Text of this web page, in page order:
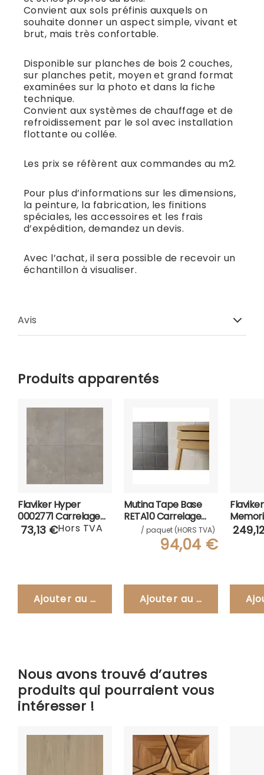
Convient aux sols préfinis auxquels on
souhaite donner un aspect simple, vivant et
brut, mais très confortable.
Disponible sur planches de bois 2 couches,
sur planches petit, moyen et grand format
examinées sur la photo et dans la fiche
technique.
Convient aux systèmes de chauffage et de
refroidissement par le sol avec installation
flottante ou collée.
Les prix se réfèrent aux commandes au m2.
Pour plus d’informations sur les dimensions,
la peinture, la fabrication, les finitions
spéciales, les accessoires et les frais
d’expédition, demandez un devis.
Avec l’achat, il sera possible de recevoir un
échantillon à visualiser.
Avis
Produits apparentés
Flaviker Hyper
0002771 Carrelage
60x120-Gris
73,13 €Hors TVA
Ajouter au panier
Mutina Tape Base
RETA10 Carrelage
20,5x20,5
/ paquet (HORS TVA)
94,04 €
Ajouter au panier
Nous avons trouvé d’autres
produits qui pourraient vous
intéresser !